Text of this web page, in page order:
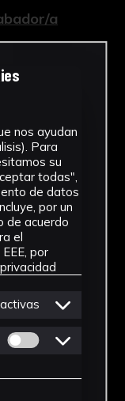
a
nos ayudan
Para
su
todas",
de datos
por un
de acuerdo
el
por
Permitir cookies